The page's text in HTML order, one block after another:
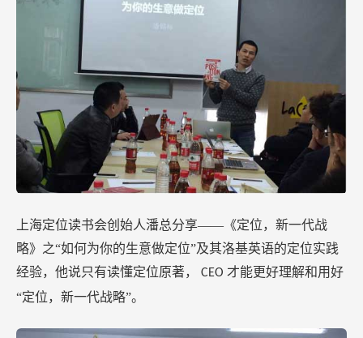
上海定位读书会创始人潘总分享——《定位，新一代战
略》之“如何为你的生意做定位”及其洛基英语的定位实践
经验，他说只有读懂定位原著， CEO 才能更好理解和用好
“定位，新一代战略”。